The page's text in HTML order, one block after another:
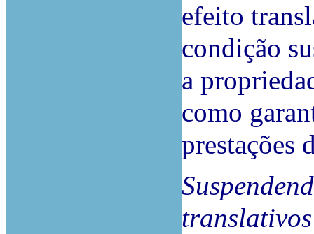
efeito
condição
a
como
prestações